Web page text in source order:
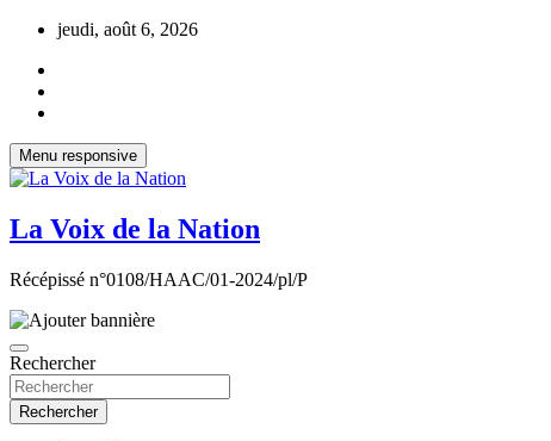
Aller
contenu
jeudi, août 6, 2026
Menu responsive
La Voix de la Nation
Récépissé n°0108/HAAC/01-2024/pl/P
Rechercher
Rechercher